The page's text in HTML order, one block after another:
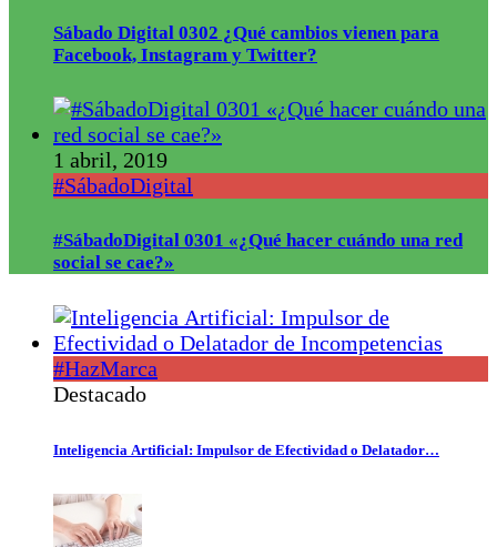
Sábado Digital 0302 ¿Qué cambios vienen para
Facebook, Instagram y Twitter?
1 abril, 2019
#SábadoDigital
#SábadoDigital 0301 «¿Qué hacer cuándo una red
social se cae?»
#HazMarca
Destacado
Inteligencia Artificial: Impulsor de Efectividad o Delatador…